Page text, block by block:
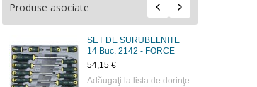
Produse asociate
SET DE SURUBELNITE
14 Buc. 2142 - FORCE
54,15 €
Adăugaţi la lista de dorinţe